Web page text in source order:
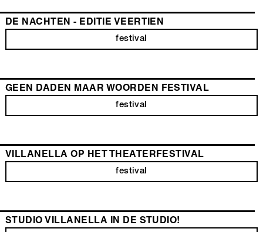
Hoofdinhoud
DE NACHTEN - EDITIE VEERTIEN
festival
GEEN DADEN MAAR WOORDEN FESTIVAL
festival
VILLANELLA OP HET THEATERFESTIVAL
festival
STUDIO VILLANELLA IN DE STUDIO!